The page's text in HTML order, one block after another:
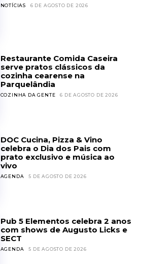
NOTÍCIAS 6 DE AGOSTO DE 2026
Restaurante Comida Caseira
serve pratos clássicos da
cozinha cearense na
Parquelândia
COZINHA DA GENTE 6 DE AGOSTO DE 2026
DOC Cucina, Pizza & Vino
celebra o Dia dos Pais com
prato exclusivo e música ao
vivo
AGENDA 5 DE AGOSTO DE 2026
Pub 5 Elementos celebra 2 anos
com shows de Augusto Licks e
SECT
AGENDA 5 DE AGOSTO DE 2026